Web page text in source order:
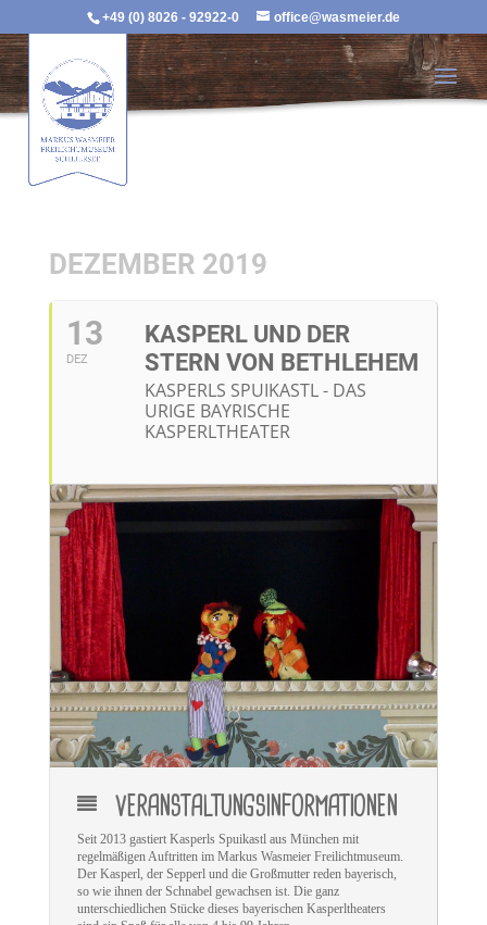
+49 (0) 8026 - 92922-0 office@wasmeier.de
DEZEMBER 2019
13
DEZ
KASPERL UND DER
STERN VON BETHLEHEM
KASPERLS SPUIKASTL - DAS
URIGE BAYRISCHE
KASPERLTHEATER
VERANSTALTUNGSINFORMATIONEN
Seit 2013 gastiert Kasperls Spuikastl aus München mit
regelmäßigen Auftritten im Markus Wasmeier Freilichtmuseum.
Der Kasperl, der Sepperl und die Großmutter reden bayerisch,
so wie ihnen der Schnabel gewachsen ist. Die ganz
unterschiedlichen Stücke dieses bayerischen Kasperltheaters